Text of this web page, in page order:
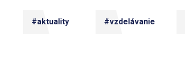
#aktuality #vzdelávanie